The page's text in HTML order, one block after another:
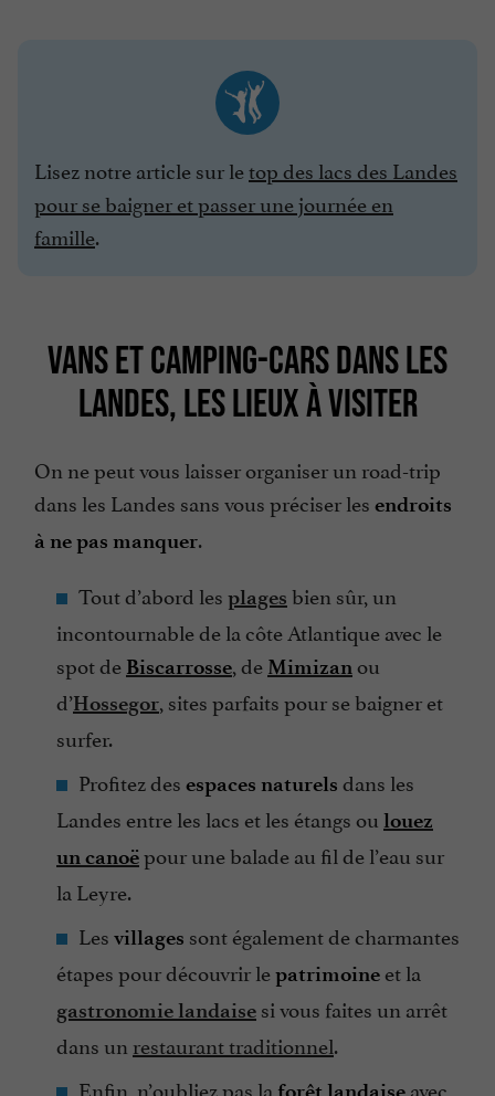
Lisez notre article sur letop des lacs des Landes
pour se baigner et passer une journée en
famille.
VANS ET CAMPING-CARS DANS LES
LANDES, LES LIEUX À VISITER
On ne peut vous laisser organiser un road-trip
dans les Landes sans vous préciser les endroits
à ne pas manquer.
Tout d’abord les plages bien sûr, un
incontournable de la côte Atlantique avec le
spot de Biscarrosse, de Mimizan ou
d’Hossegor, sites parfaits pour se baigner et
surfer.
Profitez des espaces naturels dans les
Landes entre les lacs et les étangs ou louez
un canoëpour une balade au fil de l’eau sur
la Leyre.
Les villages sont également de charmantes
étapes pour découvrir lepatrimoine et la
gastronomie landaise si vous faites un arrêt
dans un restaurant traditionnel.
Enfin, n’oubliez pas la
avec